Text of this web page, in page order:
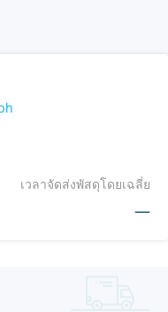
เวลาจัดส่งพัสดุโดยเฉลี่ย
—